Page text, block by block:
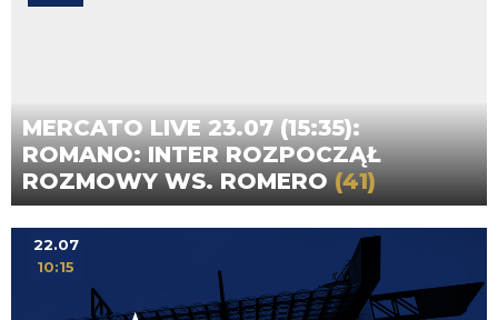
MERCATO LIVE 23.07 (15:35):
ROMANO: INTER ROZPOCZĄŁ
ROZMOWY WS. ROMERO(41)
22.07
10:15